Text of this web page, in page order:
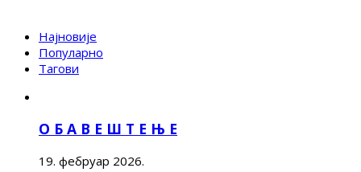
Најновије
Популарно
Тагови
О Б А В Е Ш Т Е Њ Е
19. фебруар 2026.